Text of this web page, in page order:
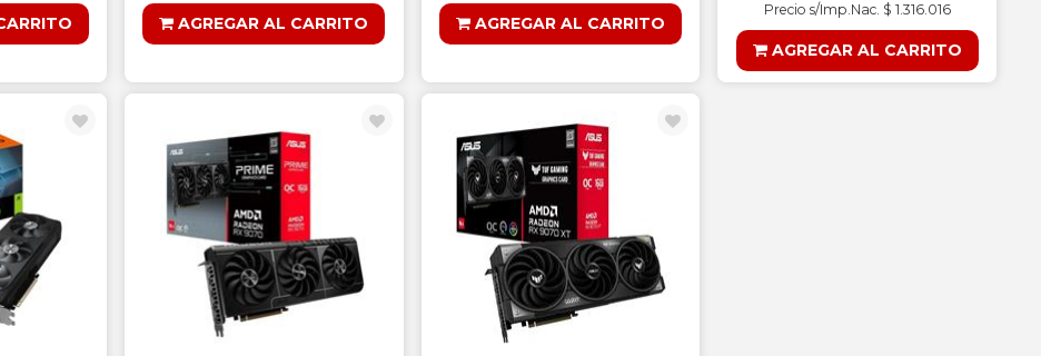
AGREGAR AL CARRITO AGREGAR AL CARRITO
Precio s/Imp.Nac. $ 1.316.016
AGREGAR AL CARRITO